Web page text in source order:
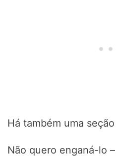
Há também uma
Não quero enganá-lo